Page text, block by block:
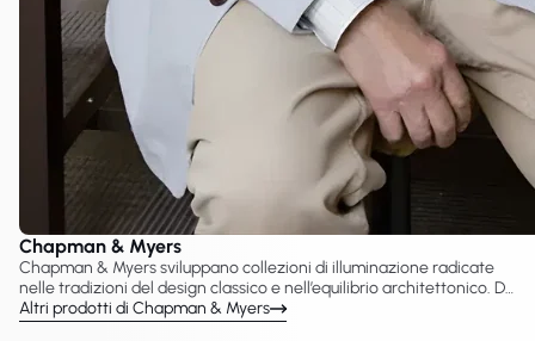
Chapman & Myers
Chapman & Myers sviluppano collezioni di illuminazione radicate
nelle tradizioni del design classico e nell’equilibrio architettonico. Da
VC Gallery è possibile esplorare le lampade Chapman & Myers
prodotte con Visual Comfort & Co., tra cui lampadari, applique,
Altri prodotti di Chapman & Myers